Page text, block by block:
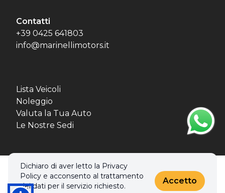
Contatti
+39 0425 641803
info@marinellimotors.it
Lista Veicoli
Noleggio
Valuta la Tua Auto
Le Nostre Sedi
Dichiaro di aver letto la Privacy
Policy e acconsento al trattamento
dei dati per il servizio richiesto.
Accetto
© 2026 MBL MOTORS SRL. Tutti i diritti riservati.
Privacy policy & Cookies policy